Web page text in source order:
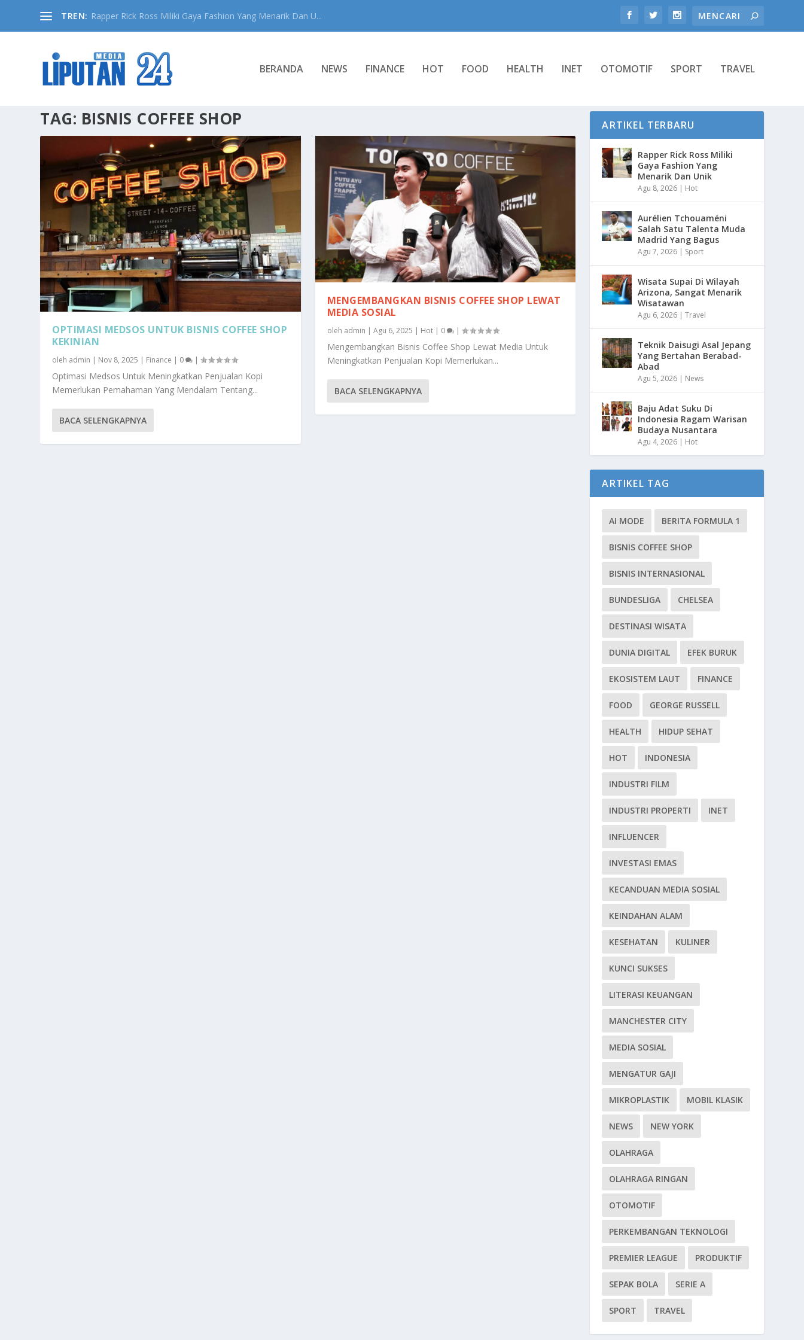
TREN: Rapper Rick Ross Miliki Gaya Fashion Yang Menarik Dan U...
BERANDA NEWS FINANCE HOT FOOD HEALTH INET OTOMOTIF SPORT TRAVEL
TAG: BISNIS COFFEE SHOP
OPTIMASI MEDSOS UNTUK BISNIS COFFEE SHOP
KEKINIAN
oleh admin | Nov 8, 2025 | Finance | 0 |
Optimasi Medsos Untuk Meningkatkan Penjualan Kopi
Memerlukan Pemahaman Yang Mendalam Tentang...
BACA SELENGKAPNYA
MENGEMBANGKAN BISNIS COFFEE SHOP LEWAT
MEDIA SOSIAL
oleh admin | Agu 6, 2025 | Hot| 0 |
Mengembangkan Bisnis Coffee Shop Lewat Media Untuk
Meningkatkan Penjualan Kopi Memerlukan...
BACA SELENGKAPNYA
ARTIKEL TERBARU
Rapper Rick Ross Miliki
Gaya Fashion Yang
Menarik Dan Unik
Agu 8, 2026 | Hot
Aurélien Tchouaméni
Salah Satu Talenta Muda
Madrid Yang Bagus
Agu 7, 2026 | Sport
Wisata Supai Di Wilayah
Arizona, Sangat Menarik
Wisatawan
Agu 6, 2026 |Travel
Teknik Daisugi Asal Jepang
Yang Bertahan Berabad-
Abad
Agu 5, 2026 | News
Baju Adat Suku Di
Indonesia Ragam Warisan
Budaya Nusantara
Agu 4, 2026 | Hot
ARTIKEL TAG
AI MODE BERITA FORMULA 1
BISNIS COFFEE SHOP
BISNIS INTERNASIONAL
BUNDESLIGA CHELSEA
DESTINASI WISATA
DUNIA DIGITAL EFEK BURUK
EKOSISTEM LAUT FINANCE
FOOD GEORGE RUSSELL
HEALTH HIDUP SEHAT
HOT INDONESIA
INDUSTRI FILM
INDUSTRI PROPERTI INET
INFLUENCER
INVESTASI EMAS
KECANDUAN MEDIA SOSIAL
KEINDAHAN ALAM
KESEHATAN KULINER
KUNCI SUKSES
LITERASI KEUANGAN
MANCHESTER CITY
MEDIA SOSIAL
MENGATUR GAJI
MIKROPLASTIK MOBIL KLASIK
NEWS NEW YORK
OLAHRAGA
OLAHRAGA RINGAN
OTOMOTIF
PERKEMBANGAN TEKNOLOGI
PREMIER LEAGUE PRODUKTIF
SEPAK BOLA SERIE A
SPORT TRAVEL